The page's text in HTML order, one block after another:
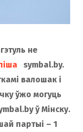
не
symbal.by.
валошак і
ўжо могуць
ў Мінску.
партыі – 1